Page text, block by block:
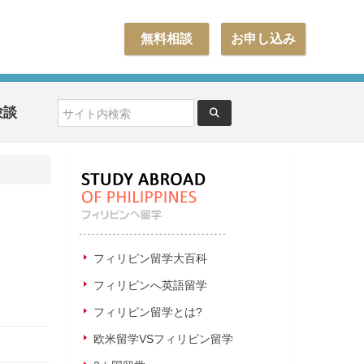
お申し込み
無料相談
談
フィリピン留学大百科
フィリピンへ英語留学
フィリピン留学とは?
欧米留学VSフィリピン留学